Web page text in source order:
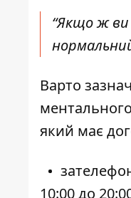
“Якщо ж
Варто
який має
10:00 до